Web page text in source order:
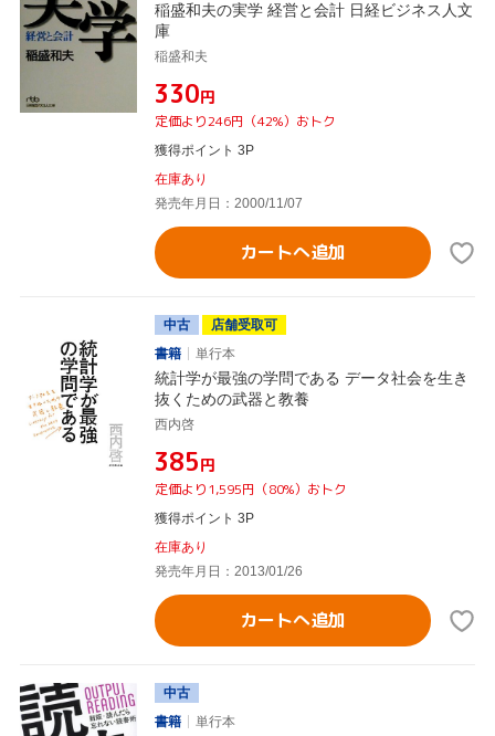
稲盛和夫の実学 経営と会計 日経ビジネス人文
庫
稲盛和夫
¥330円
定価より246円（42%）おトク
獲得ポイント 3P
在庫あり
発売年月日：2000/11/07
カートへ追加
中古
店舗受取可
書籍
単行本
統計学が最強の学問である データ社会を生き
抜くための武器と教養
西内啓
¥385円
定価より1,595円（80%）おトク
獲得ポイント 3P
在庫あり
発売年月日：2013/01/26
カートへ追加
中古
書籍
単行本